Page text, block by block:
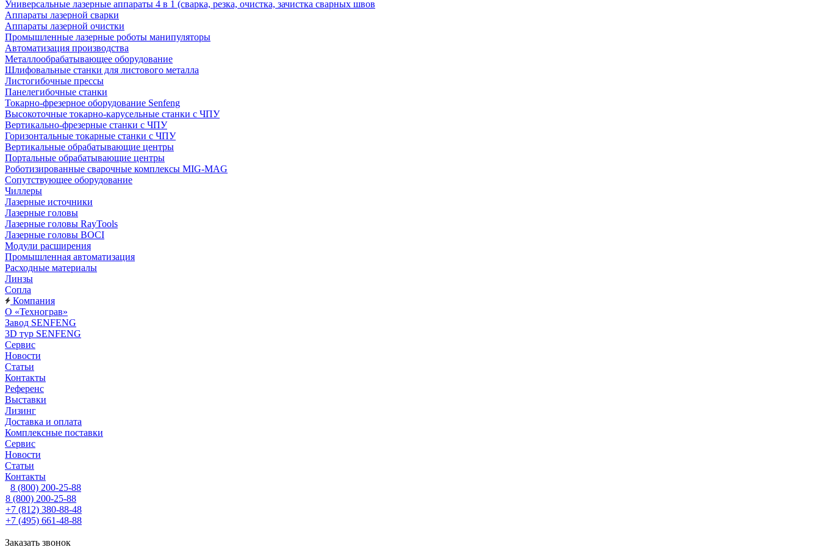
Универсальные лазерные аппараты 4 в 1 (сварка, резка, очистка, зачистка сварных швов
Аппараты лазерной сварки
Аппараты лазерной очистки
Промышленные лазерные роботы манипуляторы
Автоматизация производства
Металлообрабатывающее оборудование
Шлифовальные станки для листового металла
Листогибочные прессы
Панелегибочные станки
Токарно-фрезерное оборудование Senfeng
Высокоточные токарно-карусельные станки с ЧПУ
Вертикально-фрезерные станки с ЧПУ
Горизонтальные токарные станки с ЧПУ
Вертикальные обрабатывающие центры
Портальные обрабатывающие центры
Роботизированные сварочные комплексы MIG-MAG
Сопутствующее оборудование
Чиллеры
Лазерные источники
Лазерные головы
Лазерные головы RayTools
Лазерные головы BOCI
Модули расширения
Промышленная автоматизация
Расходные материалы
Линзы
Сопла
Компания
О «Технограв»
Завод SENFENG
3D тур SENFENG
Сервис
Новости
Статьи
Контакты
Референс
Выставки
Лизинг
Доставка и оплата
Комплексные поставки
Сервис
Новости
Статьи
Контакты
8 (800) 200-25-88
8 (800) 200-25-88
+7 (812) 380-88-48
+7 (495) 661-48-88
Заказать звонок